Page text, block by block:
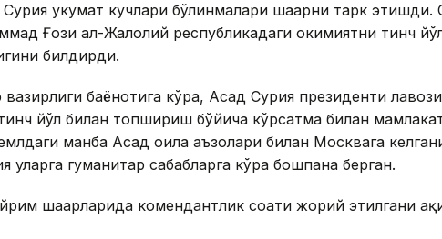
ҳукумат кучлари бўлинмалари шаҳарни тарк этишди.
Ғози ал-Жалолий республикадаги ҳокимиятни тинч
билдирди.
баёнотига кўра, Асад Сурия президенти
тинч йўл билан топшириш бўйича кўрсатма билан
манба Асад оила аъзолари билан Москвага
уларга гуманитар сабабларга кўра бошпана берган.
шаҳарларида комендантлик соати жорий этилгани